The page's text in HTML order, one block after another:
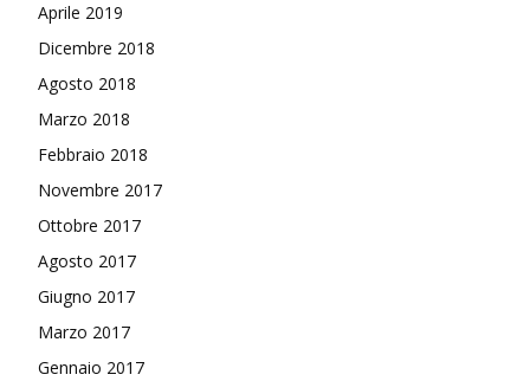
Aprile 2019
Dicembre 2018
Agosto 2018
Marzo 2018
Febbraio 2018
Novembre 2017
Ottobre 2017
Agosto 2017
Giugno 2017
Marzo 2017
Gennaio 2017